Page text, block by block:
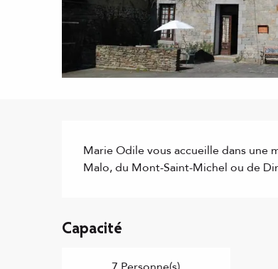
Marie Odile vous accueille dans une
Malo, du Mont-Saint-Michel ou de
Capacité